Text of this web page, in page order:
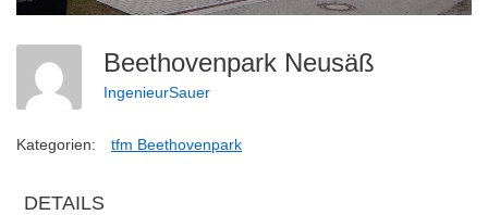
Beethovenpark Neusäß
IngenieurSauer
Kategorien: tfm Beethovenpark
DETAILS